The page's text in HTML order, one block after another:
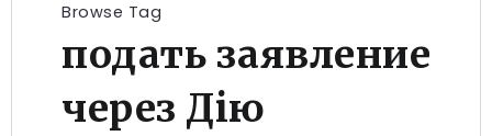
Browse Tag
подать заявление
через Дію